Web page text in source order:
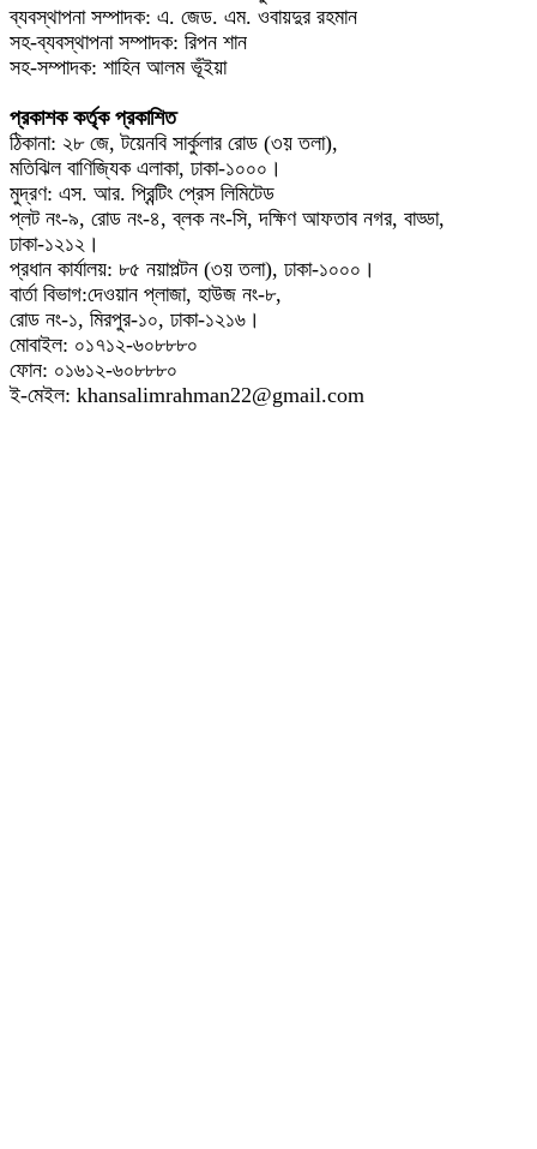
ব্যবস্থাপনা সম্পাদক: এ. জেড. এম. ওবায়দুর রহমান
সহ-ব্যবস্থাপনা সম্পাদক: রিপন শান
সহ-সম্পাদক: শাহিন আলম ভূঁইয়া
প্রকাশক কর্তৃক প্রকাশিত
ঠিকানা: ২৮ জে, টয়েনবি সার্কুলার রোড (৩য় তলা),
মতিঝিল বাণিজ্যিক এলাকা, ঢাকা-১০০০।
মুদ্রণ: এস. আর. প্রিন্টিং প্রেস লিমিটেড
প্লট নং-৯, রোড নং-৪, ব্লক নং-সি, দক্ষিণ আফতাব নগর, বাড্ডা,
ঢাকা-১২১২।
প্রধান কার্যালয়: ৮৫ নয়াপল্টন (৩য় তলা), ঢাকা-১০০০।
বার্তা বিভাগ:দেওয়ান প্লাজা, হাউজ নং-৮,
রোড নং-১, মিরপুর-১০, ঢাকা-১২১৬।
মোবাইল: ০১৭১২-৬০৮৮৮০
ফোন: ০১৬১২-৬০৮৮৮০
ই-মেইল: khansalimrahman22@gmail.com